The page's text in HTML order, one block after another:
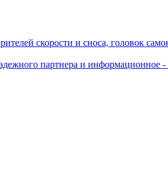
скорости и сноса, головок
партнера и информационное